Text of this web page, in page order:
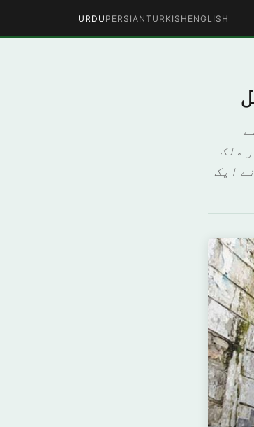
ENGLISH
TURKISH
PERSIAN
URDU
ملک
ایک